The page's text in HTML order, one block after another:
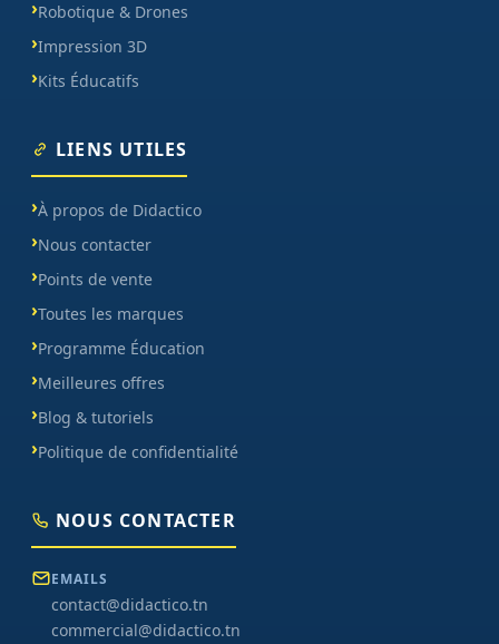
Robotique & Drones
Impression 3D
Kits Éducatifs
LIENS UTILES
À propos de Didactico
Nous contacter
Points de vente
Toutes les marques
Programme Éducation
Meilleures offres
Blog & tutoriels
Politique de confidentialité
NOUS CONTACTER
EMAILS
contact@didactico.tn
commercial@didactico.tn